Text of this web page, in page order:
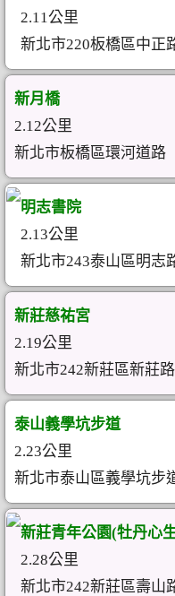
2.11公里
新北市220板橋區中正
新月橋
2.12公里
新北市板橋區環河道路
明志書院
2.13公里
新北市243泰山區明志
新莊慈祐宮
2.19公里
新北市242新莊區新莊
泰山義學坑步道
2.23公里
新北市泰山區義學坑步
新莊青年公園(牡丹心
2.28公里
新北市242新莊區壽山